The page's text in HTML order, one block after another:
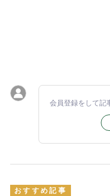
会員登録をして記
おすすめ記事